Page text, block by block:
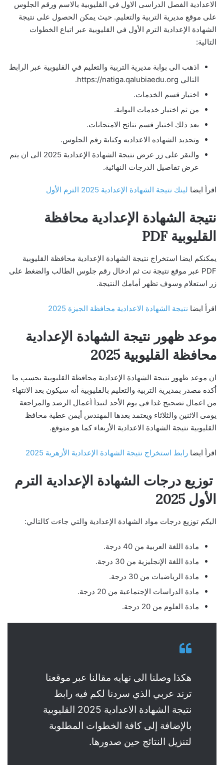
الاعدادية الفصل الدراسى الاول في القليوبية بالاسم ورقم الجلوس
على موقع مديرية التربية والتعليم. حيث يمكن الحصول على نتيجة
الشهادة الإعدادية الترم الأول في القليوبية عبر اتباع الخطوات
التالية:
اذهب الى بوابة مديرية التربية والتعليم في القليوبية عبر الرابط
التالي https://natiga.qalubiaedu.org.
اختيار قسم الخدمات.
من ثم اختيار خدمات البوابة.
بعد ذلك اختيار قسم نتائح الامتحانات.
وتحديد الشهاده الاعداديه وكتابة رقم الجلوس.
والنقر على زر عرض نتيجة الشهادة الإعدادية 2025 الى ان يتم
عرض تفاصيل الدرجات النهائية.
اقرأ ايضا لينك نتيجة الشهادة الإعدادية 2025 الترم الأول
نتيجة الشهادة الإعدادية محافظة
القليوبية PDF
يمكنكم ايضا استخراج نتيجة الشهادة الإعدادية محافظة القليوبية
PDF عبر موقع نتيجة نت ثم ادخال رقم جلوس الطالب والضغط على
زر استعلام وسوف تظهر أمامك النتيجة.
اقرأ ايضا نتيجة الشهادة الاعدادية محافظة الجيزة 2025
موعد ظهور نتيجة الشهادة الإعدادية
محافظة القليوبية 2025
ان موعد ظهور نتيجة الشهادة الإعدادية محافظة القليوبية بحسب ما
أكده مصدر بمديرية التربية والتعليم بالقليوبية أنه سيكون بعد الانتهاء
من اعمال تصحيح غدا في يوم الأحد لتبدأ أعمال الرصد والمراجعة
يومى الاثنين والثلاثاء ويعتمد بعدها المهندس أيمن عطية محافظ
القليوبية نتيجة الشهادة الاعدادية الأربعاء كما هو متوقع.
اقرأ ايضا رابط استخراج نتيجة الشهادة الإعدادية الأزهرية 2025
توزيع درجات الشهادة الإعدادية الترم
الأول 2025
اليكم توزيع درجات مواد الشهادة الإعدادية والتي جاءت كالتالي:
مادة اللغة العربية من 40 درجة.
مادة اللغة الإنجليزية من 30 درجة.
مادة الرياضيات من 30 درجة.
مادة الدراسات الإجتماعية من 20 درجة.
مادة العلوم من 20 درجة.
هكذا وصلنا الى نهايه مقالنا عبر موقعنا
ترند عربي الذي سردنا لكم فيه رابط
نتيجة الشهادة الاعدادية 2025 القليوبية
بالإضافة إلى كافة الخطوات المطلوبة
لتنزيل النتائج حين صدورها.